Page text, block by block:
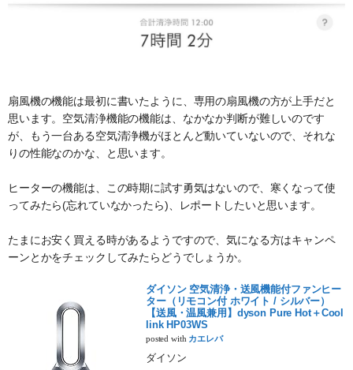
扇風機の機能は最初に書いたように、専用の扇風機の方が上手だと
思います。空気清浄機能の機能は、なかなか判断が難しいのです
が、もう一台ある空気清浄機がほとんど動いていないので、それな
りの性能なのかな、と思います。
ヒーターの機能は、この時期に試す勇気はないので、寒くなって使
ってみたら(忘れていなかったら)、レポートしたいと思います。
たまにお安く買える時があるようですので、気になる方はキャンペ
ーンとかをチェックしてみたらどうでしょうか。
ダイソン 空気清浄・送風機能付ファンヒー
ター（リモコン付 ホワイト / シルバー）
【送風・温風兼用】dyson Pure Hot＋Cool
link HP03WS
posted with カエレバ
ダイソン